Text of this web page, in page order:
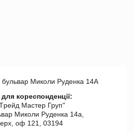
бульвар Миколи Руденка 14А
кореспонденції:
Мастер Груп"
Миколи Руденка 14а,
оф 121, 03194